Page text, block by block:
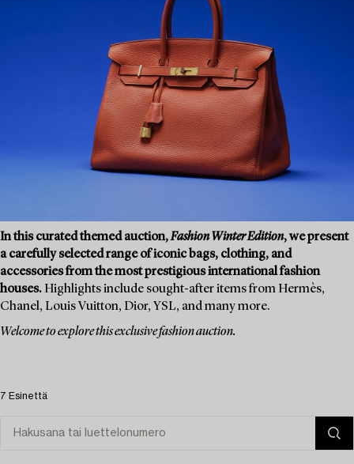
In this curated themed auction,Fashion Winter Edition, we present
a carefully selected range of iconic bags, clothing, and
accessories from the most prestigious international fashion
houses. Highlights include sought-after items from Hermès,
Chanel, Louis Vuitton, Dior, YSL, and many more.
Welcome to explore this exclusive fashion auction.
7 Esinettä